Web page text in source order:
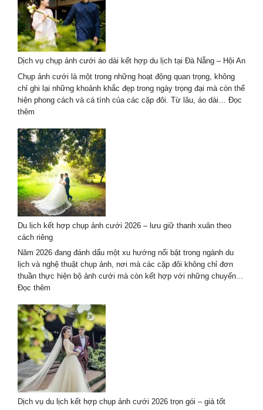
dài
chân
dung
cho
dịp
kỷ
niệm
tình
yêu
Dịch vụ chụp ảnh cưới áo dài kết hợp du lịch tại Đà Nẵng – Hội An
Chụp ảnh cưới là một trong những hoạt động quan trọng, không
chỉ ghi lại những khoảnh khắc đẹp trong ngày trọng đại mà còn thể
hiện phong cách và cá tính của các cặp đôi. Từ lâu, áo dài… Đọc
thêm
vụ
chụp
ảnh
cưới
áo
dài
kết
hợp
du
lịch
tại
Đà
Nẵng
–
An
Du lịch kết hợp chụp ảnh cưới 2026 – lưu giữ thanh xuân theo
cách riêng
Năm 2026 đang đánh dấu một xu hướng nổi bật trong ngành du
lịch và nghệ thuật chụp ảnh, nơi mà các cặp đôi không chỉ đơn
thuần thực hiện bộ ảnh cưới mà còn kết hợp với những chuyến…
Đọc thêm
lịch
kết
hợp
chụp
ảnh
cưới
2026
–
lưu
Dịch vụ du lịch kết hợp chụp ảnh cưới 2026 trọn gói – giá tốt